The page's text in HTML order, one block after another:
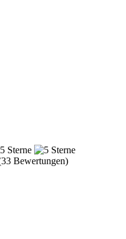
Bewertungen)